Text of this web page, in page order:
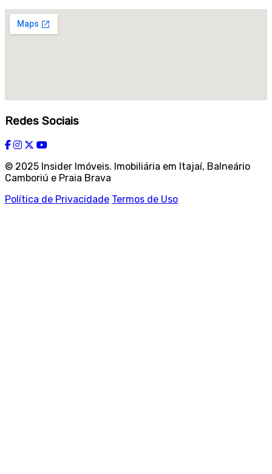
Redes Sociais
© 2025 Insider Imóveis. Imobiliária em Itajaí, Balneário
Camboriú e Praia Brava
Política de Privacidade Termos de Uso